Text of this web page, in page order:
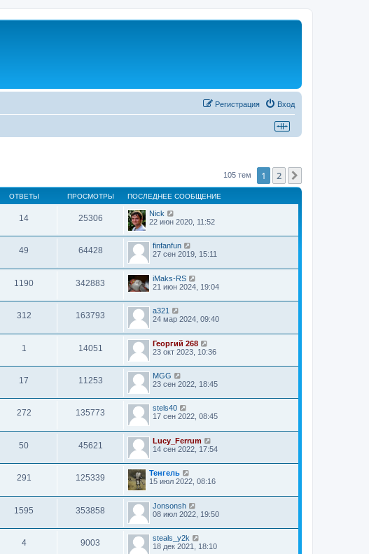
Вход
Регистрация
105 тем 1 2
ОТВЕТЫ ПРОСМОТРЫ ПОСЛЕДНЕЕ СООБЩЕНИЕ
14 25306
Nick
22 июн 2020, 11:52
49 64428
finfanfun
27 сен 2019, 15:11
1190 342883
iMaks-RS
21 июн 2024, 19:04
312 163793
a321
24 мар 2024, 09:40
1 14051
Георгий 268
23 окт 2023, 10:36
17 11253
MGG
23 сен 2022, 18:45
272 135773
stels40
17 сен 2022, 08:45
50 45621
Lucy_Ferrum
14 сен 2022, 17:54
291 125339
Тенгель
15 июл 2022, 08:16
1595 353858
Jonsonsh
08 июл 2022, 19:50
4 9003
steals_y2k
18 дек 2021, 18:10